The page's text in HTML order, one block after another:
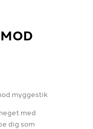
myggestik
med
dig som